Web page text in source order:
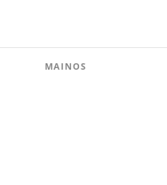
MAINOS